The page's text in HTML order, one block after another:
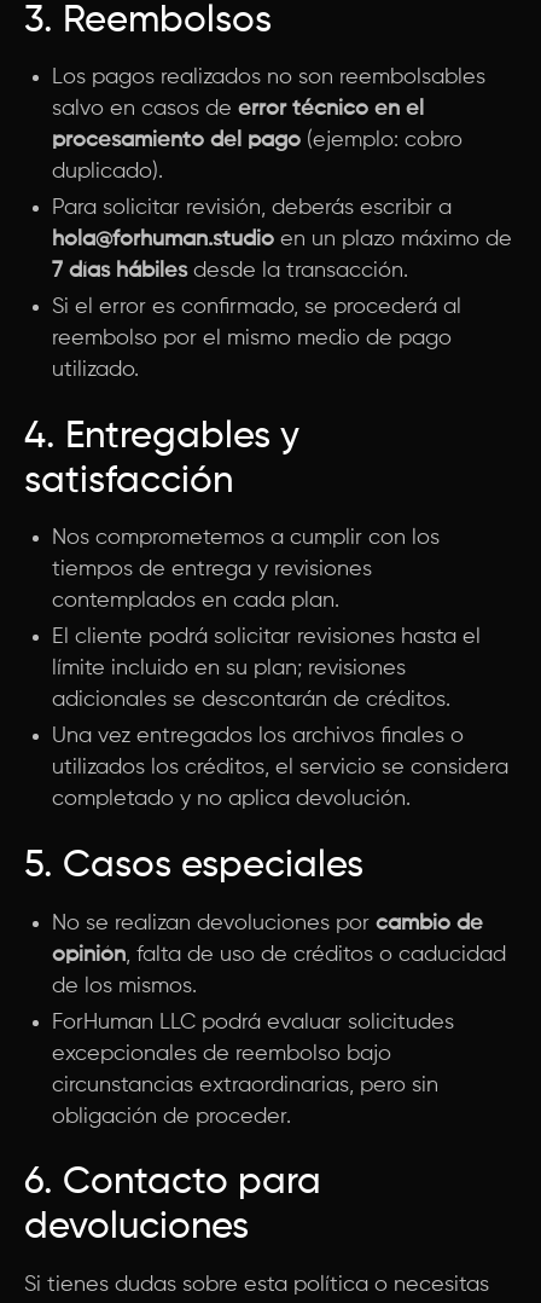
3. Reembolsos
Los pagos realizados no son reembolsables
salvo en casos deerror técnico en el
procesamiento del pago (ejemplo: cobro
duplicado).
Para solicitar revisión, deberás escribir a
hola@forhuman.studio en un plazo máximo de
7 días hábilesdesde la transacción.
Si el error es confirmado, se procederá al
reembolso por el mismo medio de pago
utilizado.
4. Entregables y
satisfacción
Nos comprometemos a cumplir con los
tiempos de entrega y revisiones
contemplados en cada plan.
El cliente podrá solicitar revisiones hasta el
límite incluido en su plan; revisiones
adicionales se descontarán de créditos.
Una vez entregados los archivos finales o
utilizados los créditos, el servicio se considera
completado y no aplica devolución.
5. Casos especiales
No se realizan devoluciones porcambio de
opinión, falta de uso de créditos o caducidad
de los mismos.
ForHuman LLC podrá evaluar solicitudes
excepcionales de reembolso bajo
circunstancias extraordinarias, pero sin
obligación de proceder.
6. Contacto para
devoluciones
Si tienes dudas sobre esta política o necesitas